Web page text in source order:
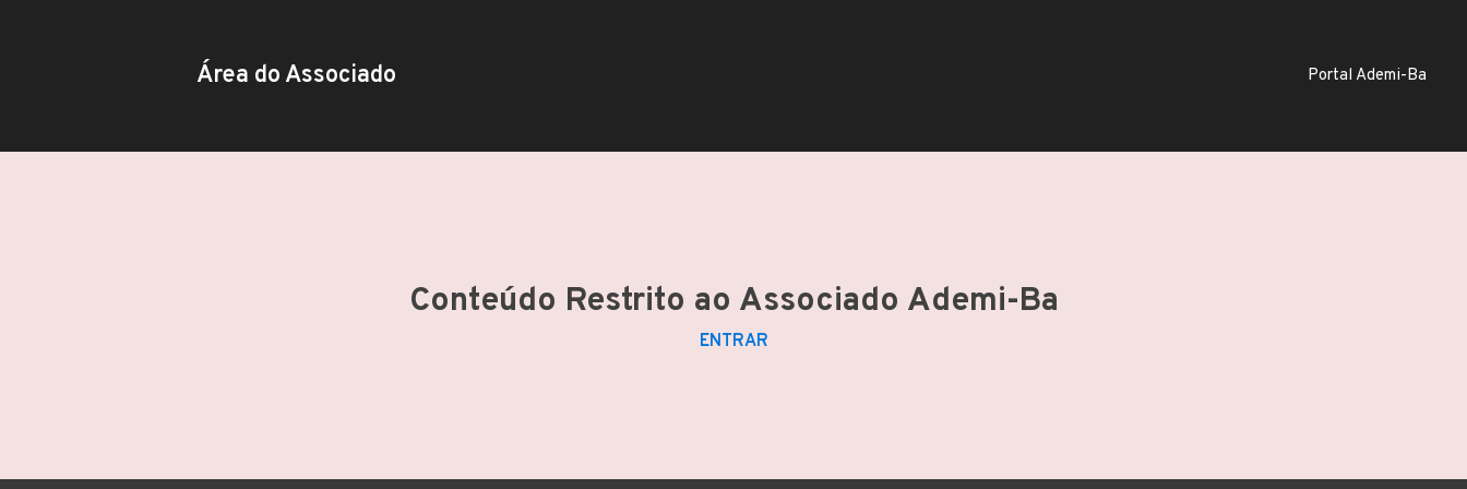
Área do Associado Portal Ademi-Ba
Conteúdo Restrito ao Associado Ademi-Ba
ENTRAR